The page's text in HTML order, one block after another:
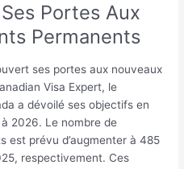
Portes Aux
Permanents
ses portes aux nouveaux
Visa Expert, le
a dévoilé ses objectifs en
2026. Le nombre de
est prévu d’augmenter à 485
respectivement. Ces